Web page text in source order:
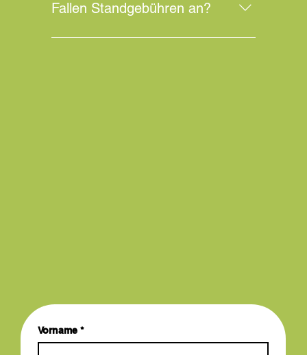
Fallen Standgebühren an?
Der Marktstand kostet 9,-€ den laufenden
Vorname *